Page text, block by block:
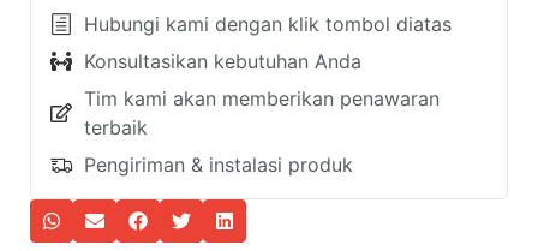
Hubungi kami dengan klik tombol diatas
Konsultasikan kebutuhan Anda
Tim kami akan memberikan penawaran
terbaik
Pengiriman & instalasi produk